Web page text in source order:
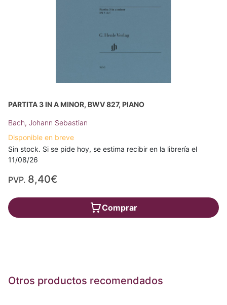
PARTITA 3 IN A MINOR, BWV 827, PIANO
Bach, Johann Sebastian
Disponible en breve
Sin stock. Si se pide hoy, se estima recibir en la librería el
11/08/26
PVP. 8,40€
Comprar
Otros productos recomendados